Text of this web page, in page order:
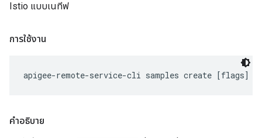
Istio แบบเนทีฟ
การใช้งาน
apigee-remote-service-cli samples create [flags]
คำอธิบาย